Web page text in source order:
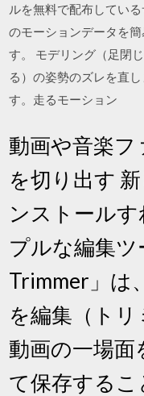
ルを無料で配布してい
のモーションデータを
す。 モデリング（足閉
る）の姿勢のズレを直
す。走るモーション
動画や音楽
を切り出す
ンストール
プルな編集ツ
Trimmer」は
を編集（トリ
動画の一場面
て保存する